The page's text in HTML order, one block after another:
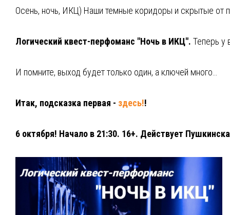
Осень, ночь, ИКЦ) Наши темные коридоры и скрытые от
⁣Логический квест-перфоманс "Ночь в ИКЦ". Теперь у
И помните, выход будет только один, а ключей много…
Итак, подсказка первая - здесь!!
6 октября! Начало в 21:30. 16+. Действует